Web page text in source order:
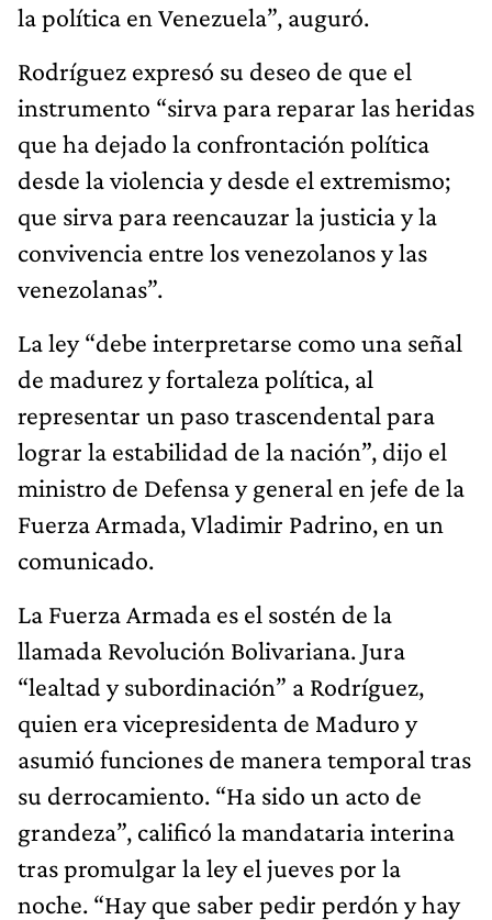
la política en Venezuela”, auguró.
Rodríguez expresó su deseo de que el
instrumento “sirva para reparar las heridas
que ha dejado la confrontación política
desde la violencia y desde el extremismo;
que sirva para reencauzar la justicia y la
convivencia entre los venezolanos y las
venezolanas”.
La ley “debe interpretarse como una señal
de madurez y fortaleza política, al
representar un paso trascendental para
lograr la estabilidad de la nación”, dijo el
ministro de Defensa y general en jefe de la
Fuerza Armada, Vladimir Padrino, en un
comunicado.
La Fuerza Armada es el sostén de la
llamada Revolución Bolivariana. Jura
“lealtad y subordinación” a Rodríguez,
quien era vicepresidenta de Maduro y
asumió funciones de manera temporal tras
su derrocamiento. “Ha sido un acto de
grandeza”, calificó la mandataria interina
tras promulgar la ley el jueves por la
noche. “Hay que saber pedir perdón y hay